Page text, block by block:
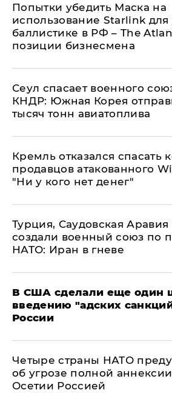
Попытки убедить Маска на
использование Starlink для
баллистике в РФ – The
позиции бизнесмена
​Сеул спасает военного
КНДР: Южная Корея
тысяч тонн авиатоплива
Кремль отказался спасать
продавцов атакованного
"Ни у кого нет денег"
Турция, Саудовская Аравия
создали военный союз по
НАТО: Иран в гневе
В США сделали еще один
введению "адских
России
Четыре страны НАТО
об угрозе полной
Осетии Россией